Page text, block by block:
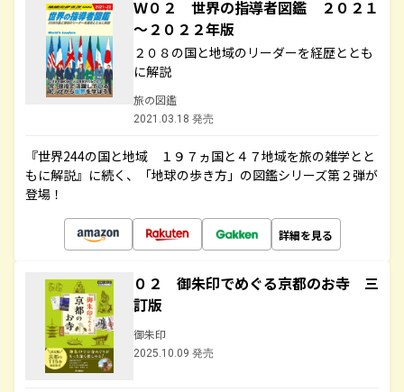
Ｗ０２ 世界の指導者図鑑 ２０２１
～２０２２年版
２０８の国と地域のリーダーを経歴ととも
に解説
旅の図鑑
2021.03.18 発売
『世界244の国と地域 １９７ヵ国と４７地域を旅の雑学とと
もに解説』に続く、「地球の歩き方」の図鑑シリーズ第２弾が
登場！
詳細を見る
０２ 御朱印でめぐる京都のお寺 三
訂版
御朱印
2025.10.09 発売